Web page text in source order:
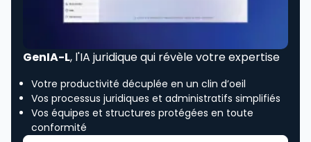
GenIA-L, l'IA juridique qui révèle votre expertise
Votre productivité décuplée en un clin d’oeil
Vos processus juridiques et administratifs simplifiés
Vos équipes et structures protégées en toute
conformité